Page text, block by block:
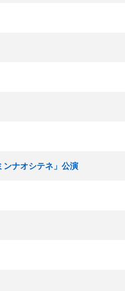
ンナオシテネ」公演